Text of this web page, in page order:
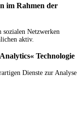
im Rahmen der
Netzwerken
aktiv.
Technologie
Dienste zur Analyse